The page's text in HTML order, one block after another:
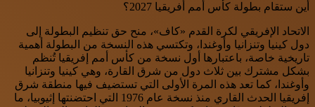
أين ستقام بطولة كأس أمم أفريقيا 2027؟
الاتحاد الإفريقي لكرة القدم «كاف»، منح حق تنظيم البطولة إلى
دول كينيا وتنزانيا وأوغندا، وتكتسي هذه النسخة من البطولة أهمية
تاريخية خاصة، باعتبارها أول نسخة من كأس أمم إفريقيا تُنظم
بشكل مشترك بين ثلاث دول من شرق القارة، وهي كينيا وتنزانيا
وأوغندا، كما تعد هذه المرة الأولى التي تستضيف فيها منطقة شرق
إفريقيا الحدث القاري منذ نسخة عام 1976 التي احتضنتها إثيوبيا، ما